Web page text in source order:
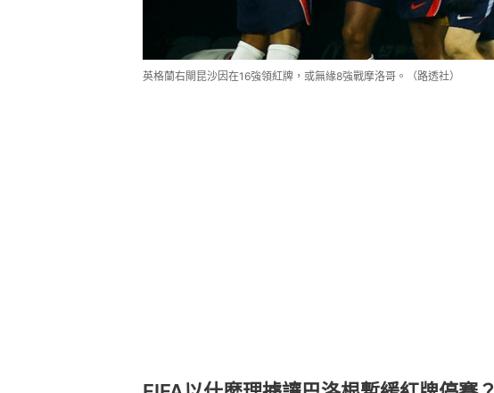
英格蘭右閘昆沙因在16強領紅牌，或無緣8強戰摩洛哥。（路透社）